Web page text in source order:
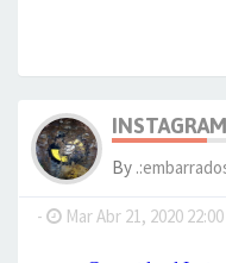
By
- Mar Abr 21, 2020 22:00